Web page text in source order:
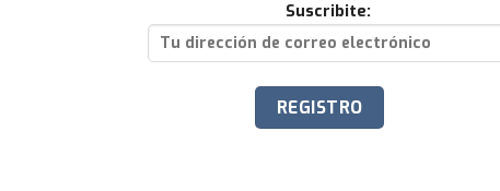
Suscribite: